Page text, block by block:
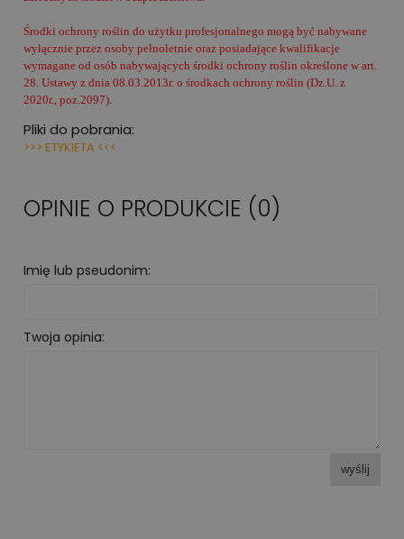
Środki ochrony roślin do użytku profesjonalnego mogą być nabywane
wyłącznie przez osoby pełnoletnie oraz posiadające kwalifikacje
wymagane od osób nabywających środki ochrony roślin określone w art.
28. Ustawy z dnia 08.03.2013r. o środkach ochrony roślin (Dz.U. z
2020r., poz.2097).
Pliki do pobrania:
>>> ETYKIETA <<<
OPINIE O PRODUKCIE (0)
Imię lub pseudonim:
Twoja opinia:
wyślij